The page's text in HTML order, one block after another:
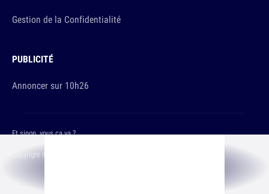
Gestion de la Confidentialité
PUBLICITÉ
Annoncer sur 10h26
Copyright © 2026 The Original Publishing Studio
Et sinon, vous ça va ?